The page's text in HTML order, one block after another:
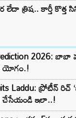
లేదా త్రిష.. కార్తీ
2026:
యోగం.!
ప్రోటీన్ రిచ్
చేసేయండి ఇలా..!